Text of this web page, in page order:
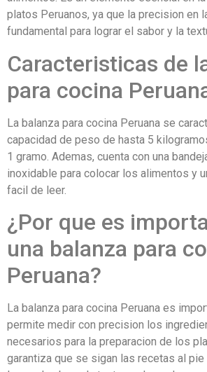
platos Peruanos, ya que la precision en
fundamental para lograr el sabor y la
Caracteristicas de
para cocina
La balanza para cocina Peruana se
capacidad de peso de hasta 5
1 gramo. Ademas, cuenta con una
inoxidable para colocar los alimentos y
facil de leer.
¿Por que es
una balanza para
Peruana?
La balanza para cocina Peruana es
permite medir con precision los
necesarios para la preparacion de los
garantiza que se sigan las recetas al